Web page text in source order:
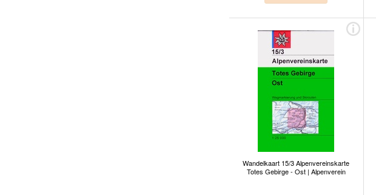
Wandelkaart 15/3 Alpenvereinskarte
Totes Gebirge - Ost | Alpenverein